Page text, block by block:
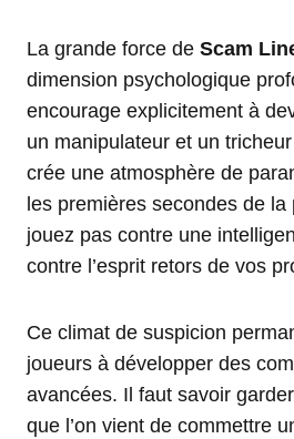
La grande force de Scam
dimension psychologique
encourage explicitement à
un manipulateur et un
crée une atmosphère de
les premières secondes de la
jouez pas contre une
contre l’esprit retors de vos
Ce climat de suspicion
joueurs à développer des
avancées. Il faut savoir
que l’on vient de commettre